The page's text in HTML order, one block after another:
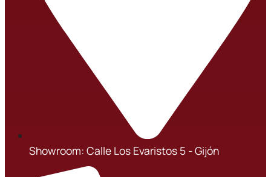
Showroom: Calle Los Evaristos 5 - Gijón